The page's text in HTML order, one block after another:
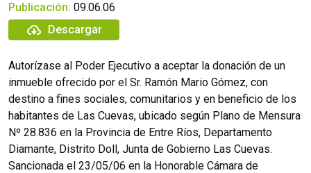
Publicación: 09.06.06
Descargar
Autorízase al Poder Ejecutivo a aceptar la donación de un
inmueble ofrecido por el Sr. Ramón Mario Gómez, con
destino a fines sociales, comunitarios y en beneficio de los
habitantes de Las Cuevas, ubicado según Plano de Mensura
Nº 28.836 en la Provincia de Entre Ríos, Departamento
Diamante, Distrito Doll, Junta de Gobierno Las Cuevas.
Sancionada el 23/05/06 en la Honorable Cámara de